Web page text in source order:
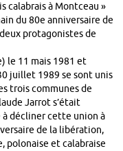
calabrais à Montceau »
du 80e anniversaire de
protagonistes de
le 11 mais 1981 et
juillet 1989 se sont unis
trois communes de
Jarrot s’était
à décliner cette union à
de la libération,
polonaise et calabraise